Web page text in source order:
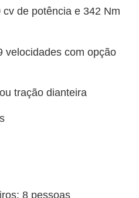
de potência e 342 Nm
velocidades com opção
tração dianteira
8 pessoas